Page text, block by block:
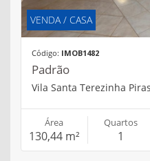
VENDA / CASA
Código: IMOB1482
Padrão
Vila Santa Terezinha
Área
130,44 m²
Quartos
1